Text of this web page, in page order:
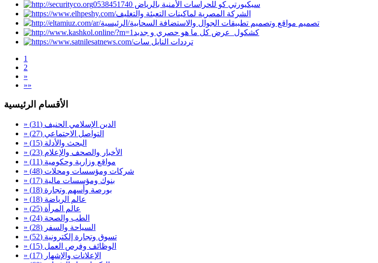
الشركة المصرية لماكينات التعبئة والتغليف
تصميم مواقع وتصميم تطبيقات الجوال والاستضافة السحابية
كشكول_عرض كل ما هو حصري و جديد
ترددات النايل سات
1
2
»
»»
الأقسام الرئيسية
» الدين الإسلامي الحنيف (31)
» التواصل الاجتماعي (27)
» البحث والأدلة (15)
» الأخبار والصحف والإعلام (23)
» مواقع وزارية وحكومية (11)
» شركات ومؤسسات ومحلات (48)
» بنوك ومؤسسات مالية (17)
» بورصة وأسهم وتجارة (18)
» عالم الرياضة (18)
» عالم المرأة (25)
» الطب والصحة (24)
» السياحة والسفر (28)
» تسوق وتجارة إلكترونية (52)
» الوظائف وفرص العمل (15)
» الإعلانات والإشهار (17)